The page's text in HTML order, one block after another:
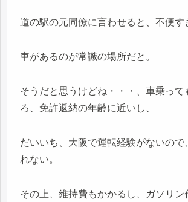
道の駅の元同僚に言わせると、不便す
車があるのが常識の場所だと。
そうだと思うけどね・・・、車乗って
ろ、免許返納の年齢に近いし、
だいいち、大阪で運転経験がないので
れない。
その上、維持費もかかるし、ガソリン